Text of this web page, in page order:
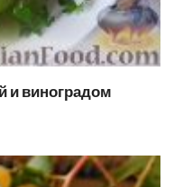
и виноградом